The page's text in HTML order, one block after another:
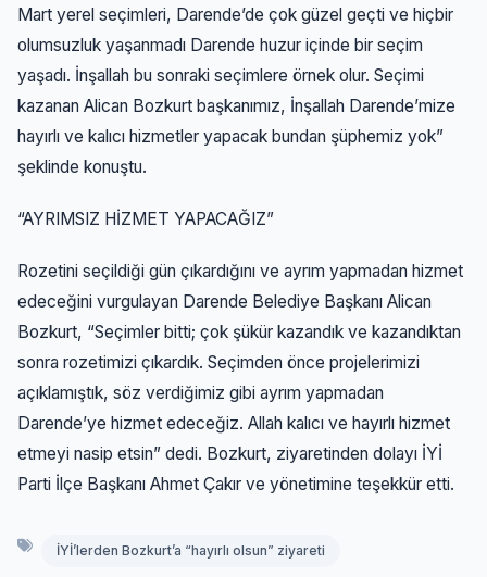
Mart yerel seçimleri, Darende’de çok güzel geçti ve hiçbir
olumsuzluk yaşanmadı Darende huzur içinde bir seçim
yaşadı. İnşallah bu sonraki seçimlere örnek olur. Seçimi
kazanan Alican Bozkurt başkanımız, İnşallah Darende’mize
hayırlı ve kalıcı hizmetler yapacak bundan şüphemiz yok”
şeklinde konuştu.
“AYRIMSIZ HİZMET YAPACAĞIZ”
Rozetini seçildiği gün çıkardığını ve ayrım yapmadan hizmet
edeceğini vurgulayan Darende Belediye Başkanı Alican
Bozkurt, “Seçimler bitti; çok şükür kazandık ve kazandıktan
sonra rozetimizi çıkardık. Seçimden önce projelerimizi
açıklamıştık, söz verdiğimiz gibi ayrım yapmadan
Darende’ye hizmet edeceğiz. Allah kalıcı ve hayırlı hizmet
etmeyi nasip etsin” dedi. Bozkurt, ziyaretinden dolayı İYİ
Parti İlçe Başkanı Ahmet Çakır ve yönetimine teşekkür etti.
İYİ’lerden Bozkurt’a “hayırlı olsun” ziyareti